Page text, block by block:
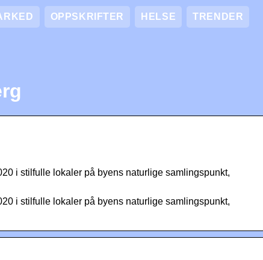
OPPSKRIFTER HELSE TRENDER
i stilfulle lokaler på byens naturlige samlingspunkt,
i stilfulle lokaler på byens naturlige samlingspunkt,